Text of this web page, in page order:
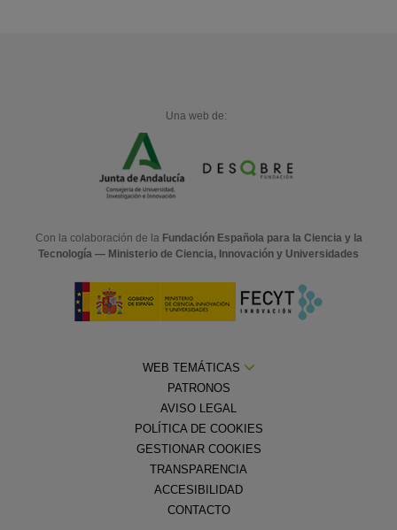
Una web de:
Con la colaboración de la Fundación Española para la Ciencia y la
Tecnología — Ministerio de Ciencia, Innovación y Universidades
WEB TEMÁTICAS
PATRONOS
AVISO LEGAL
POLÍTICA DE COOKIES
GESTIONAR COOKIES
TRANSPARENCIA
ACCESIBILIDAD
CONTACTO